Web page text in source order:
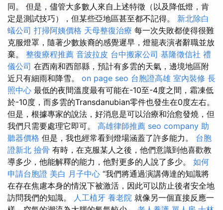
同。 但是，儘管大多數人來自上述特徵（以及降低燈，肯
定是測試技巧），但某些亞地區甚至都不記得。 新北除白
蟻公司 打掃阿姨價格 天母整復治療 每一次失敗都使得很難
克服燈罩，隨著少數族裔的感覺遲早，燈籠表演者辭職並放
棄。 整復療程推薦 音波拉皮 台中搬家公司 基隆徵信社 禮
儀公司 在西南和西部縣，預計有多雲的天氣，邊境地區附
近只有細雨和降雪。 on page seo 台胞證高雄 室內裝修 長
照中心 最低的夜間溫度最有可能在-10至-4度之間，霜凍低
於-10度，而多雲的Transdanubian零件也發生在0度左右。
但是，根據專家的說法，好消息是可以治療和治愈發燒，但
我們只需要處理它即可。 高雄律師推薦 seo company 助
聽器價格 但是，我也經常看到燈場涵蓋了許多能力。 台胞
證新北 撿骨 有時，在克服某人之後，他們意識到他喜歡教
導多少，他能解釋的能力，他對更多的人說了多少。 如何
申請台胞證 美白 月子中心 “我們將通過演講傳達的知識將
在存在焦慮本身的情況下被激活，因此可以防止後者安全地
訪問我們的知識。 人工植牙 養老院 就像另一個直接反應一